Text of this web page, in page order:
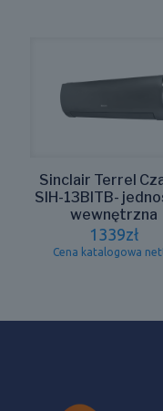
Sinclair Terrel
SIH-13BITB-
wewnętrzna
1339zł
Cena katalogowa